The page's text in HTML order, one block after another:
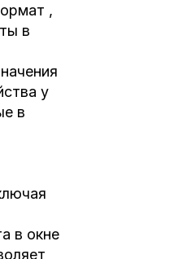
,
в
у
в
в окне